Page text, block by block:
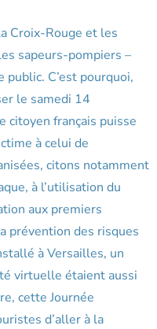
Croix-Rouge et les
sapeurs-pompiers –
C’est pourquoi,
le samedi 14
citoyen français puisse
à celui de
citons notamment
à l’utilisation du
aux premiers
prévention des risques
à Versailles, un
virtuelle étaient aussi
cette Journée
d’aller à la